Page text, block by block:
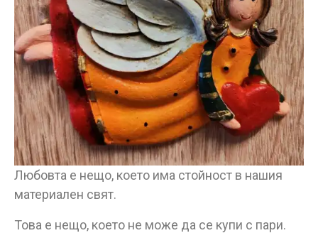
Любовта е нещо, което има стойност в нашия
материален свят.
Това е нещо, което не може да се купи с пари.